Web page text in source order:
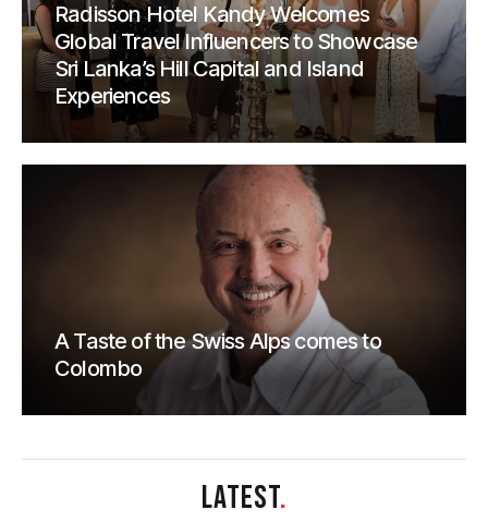
Radisson Hotel Kandy Welcomes
Global Travel Influencers to Showcase
Sri Lanka’s Hill Capital and Island
Experiences
A Taste of the Swiss Alps comes to
Colombo
LATEST.